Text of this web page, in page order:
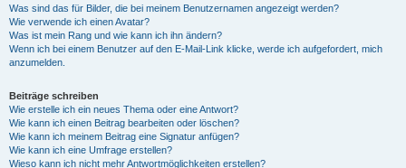
Was sind das für Bilder, die bei meinem Benutzernamen angezeigt werden?
Wie verwende ich einen Avatar?
Was ist mein Rang und wie kann ich ihn ändern?
Wenn ich bei einem Benutzer auf den E-Mail-Link klicke, werde ich aufgefordert, mich
anzumelden.
Beiträge schreiben
Wie erstelle ich ein neues Thema oder eine Antwort?
Wie kann ich einen Beitrag bearbeiten oder löschen?
Wie kann ich meinem Beitrag eine Signatur anfügen?
Wie kann ich eine Umfrage erstellen?
Wieso kann ich nicht mehr Antwortmöglichkeiten erstellen?